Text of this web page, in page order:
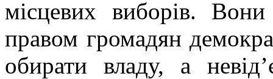
місцевих виборів.
правом громадян
обирати владу, а